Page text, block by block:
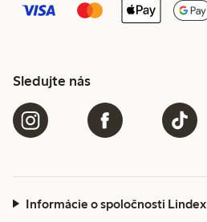
Sledujte nás
Informácie o spoločnosti Lindex